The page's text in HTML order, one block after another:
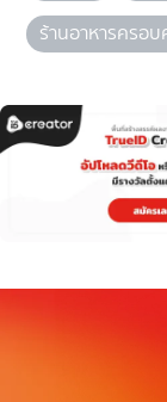
ร้านอาหารครอบ